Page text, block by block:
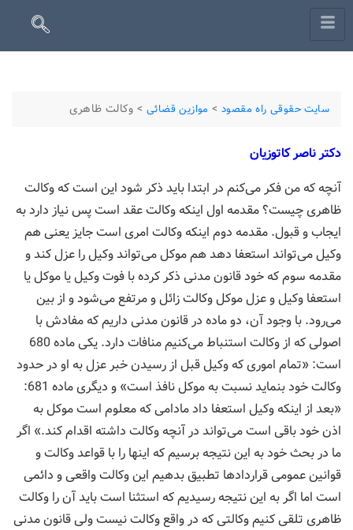
سایت حقوقی راه مقصود > موازین قضائی > وکالت ظاهری
دکتر ناصر کاتوزیان
آنچه که من فکر می‌کنم در ابتدا باید ذکر شود این است که وکالت
ظاهری چیست؟ مقدمه اول اینکه وکالت عقد است پس نیاز دارد به
ایجاب و قبول. مقدمه دوم اینکه وکالت امری است جایز یعنی هم
وکیل می‌تواند استعفا دهد هم موکل می‌تواند وکیل را عزل کند و
مقدمه سوم که خود قانون مدنی ذکر کرده با فوت وکیل یا موکل یا
استعفا وکیل و عزل موکل وکالت زائل و مرتفع می‌شود و از بین
می‌رود. با وجود آن، دو ماده در قانون مدنی داریم که مفادش با
اصولی که از وکالت استنباط می‌کنیم منافات دارد. یکی ماده 680
است: «تمام اموری که وکیل قبل از رسیدن خبر عزل به او در حدود
وکالت خود بنماید نسبت به موکل نافذ است» و دیگری ماده 681:
«بعد از اینکه وکیل استعفا داد مادامی که معلوم است موکل به
اذن خود باقی است می‌تواند در آنچه وکالت داشته اقدام کند.» اگر
ما در بحث خود به این نتیجه برسیم که اینها را با قواعد وکالت و
قوانین عمومی قراردادها تطبیق بدهیم این وکالت واقعی و دائمی
است اما اگر به این نتیجه رسیدیم که استثنا است باید آن را وکالت
ظاهری تلقی کنیم وکالتی که در واقع وکالت نیست ولی قانون مدنی